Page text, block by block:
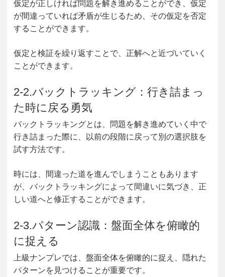
仮定が正しければ問題を解き進めることができ、仮定
が間違っていれば矛盾が生じるため、その仮定を否定
することができます。
仮定と検証を繰り返すことで、正解へと近づいていく
ことができます。
2-2.バックトラッキング：行き詰まっ
た時に戻る勇気
バックトラッキングとは、問題を解き進めていく中で
行き詰まった際に、以前の段階に戻って別の選択肢を
試す方法です。
時には、間違った道を進んでしまうこともあります
が、バックトラッキングによって間違いに気づき、正
しい道へと修正することができます。
2-3.パターン認識：盤面全体を俯瞰的
に捉える
上級ナンプレでは、盤面全体を俯瞰的に捉え、隠れた
パターンを見つけることが重要です。